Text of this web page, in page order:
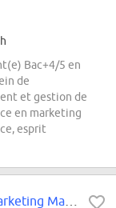
Bac+4/5 en
de
et gestion de
en marketing
esprit